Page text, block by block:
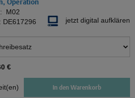
Operation
M02
DE617296 jetzt digital aufklären
€
In den Warenkorb